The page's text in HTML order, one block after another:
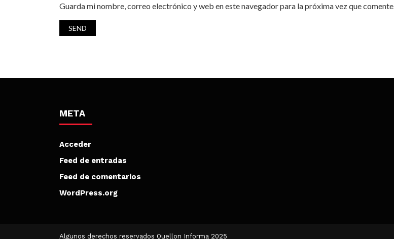
Guarda mi nombre, correo electrónico y web en este navegador para la próxima vez que comente.
META
Acceder
Feed de entradas
Feed de comentarios
WordPress.org
Algunos derechos reservados Quellon Informa 2025